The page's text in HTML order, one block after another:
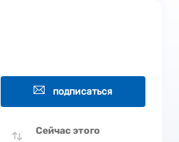
подписаться
Сейчас этого